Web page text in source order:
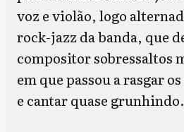
voz e violão, logo
rock-jazz da banda, que
compositor sobressaltos
em que passou a rasgar
e cantar quase grunhindo.